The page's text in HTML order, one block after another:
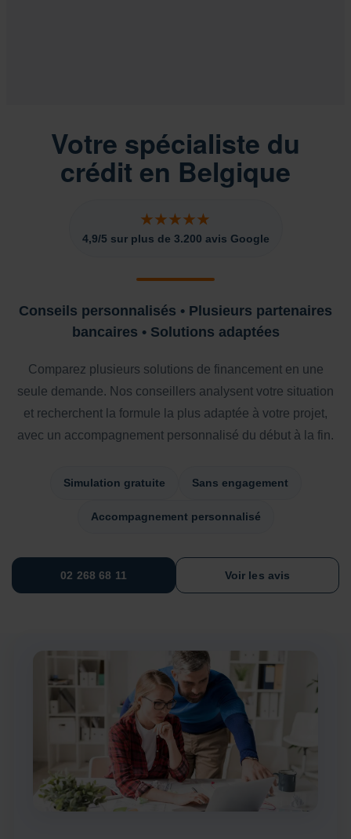
Votre spécialiste du
crédit en Belgique
★★★★★
4,9/5 sur plus de 3.200 avis Google
Conseils personnalisés • Plusieurs partenaires
bancaires • Solutions adaptées
Comparez plusieurs solutions de financement en une
seule demande. Nos conseillers analysent votre situation
et recherchent la formule la plus adaptée à votre projet,
avec un accompagnement personnalisé du début à la fin.
Simulation gratuite Sans engagement
Accompagnement personnalisé
02 268 68 11 Voir les avis